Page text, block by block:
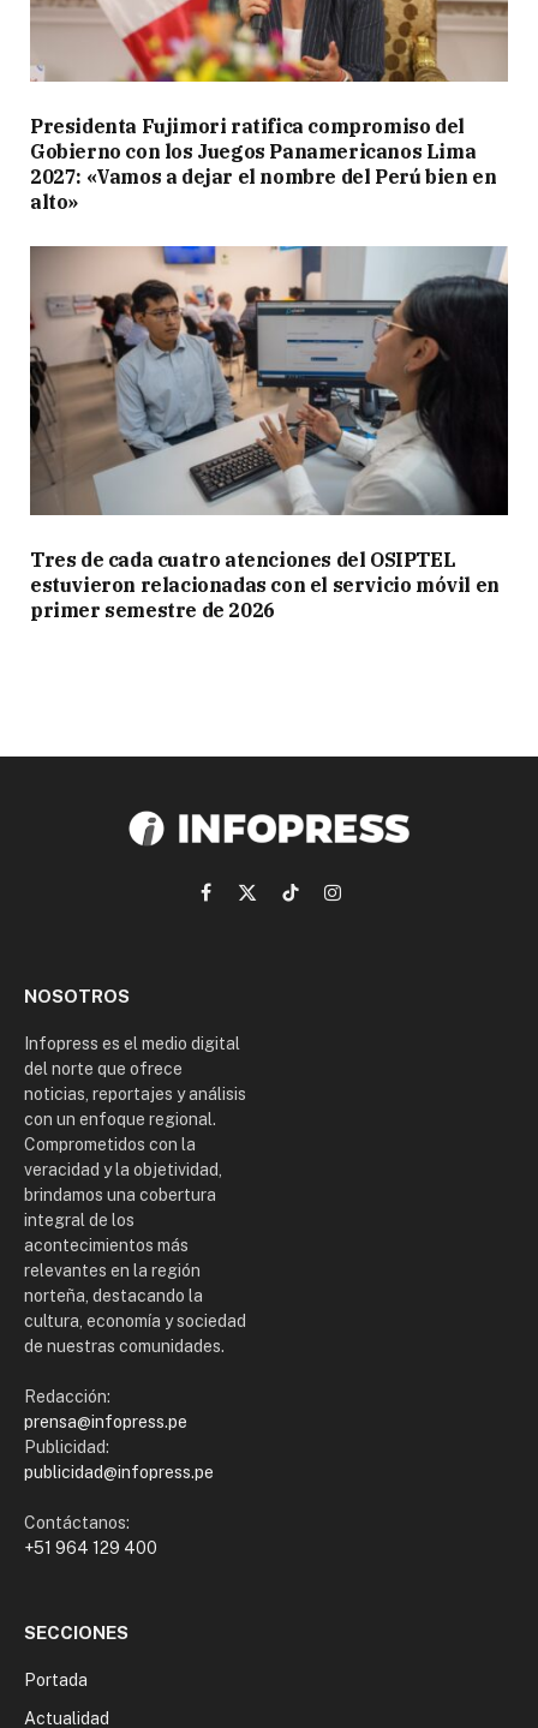
Presidenta Fujimori ratifica compromiso del
Gobierno con los Juegos Panamericanos Lima
2027: «Vamos a dejar el nombre del Perú bien en
alto»
Tres de cada cuatro atenciones del OSIPTEL
estuvieron relacionadas con el servicio móvil en
primer semestre de 2026
Facebook
X
TikTokInstagram
NOSOTROS
Infopress es el medio digital
del norte que ofrece
noticias, reportajes y análisis
con un enfoque regional.
Comprometidos con la
veracidad y la objetividad,
brindamos una cobertura
integral de los
acontecimientos más
relevantes en la región
norteña, destacando la
cultura, economía y sociedad
de nuestras comunidades.
Redacción:
prensa@infopress.pe
Publicidad:
publicidad@infopress.pe
Contáctanos:
+51 964 129 400
SECCIONES
Portada
Actualidad